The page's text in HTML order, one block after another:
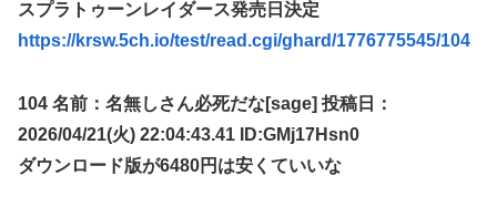
羽田ニアミス搭乗の中国人「補償も見舞いもない」中国ネッ
ト「いや要らんやろ」
て！！→画像がこちらw w w w w w w w w w
【爆笑動画】ママさん「新しい洗濯機買って1発目に回した
らコレw」←こwれwはw w w w w w w w w w
思い通りに動かない熊本被災者に左派が我慢ならなくなった
模様、避難所で苦しむ被災者に対して……
本営「現地調達」陸軍「え？」
【NBA】エンビードが新シーズンに向けての好調ぶりを披
露 なお足の状態の方を心配されてしまう
スプラトゥーンレイダース発売日決定
https://krsw.5ch.io/test/read.cgi/ghard/1776775545/104
104 名前：名無しさん必死だな[sage] 投稿日：
2026/04/21(火) 22:04:43.41 ID:GMj17Hsn0
ダウンロード版が6480円は安くていいな